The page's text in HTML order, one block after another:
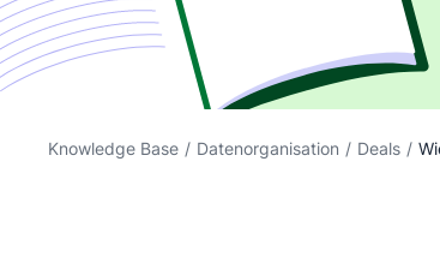
Knowledge Base / Datenorganisation / Deals /